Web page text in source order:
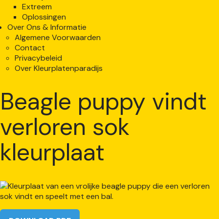
Extreem
Oplossingen
Over Ons & Informatie
Algemene Voorwaarden
Contact
Privacybeleid
Over Kleurplatenparadijs
Beagle puppy vindt
verloren sok
kleurplaat